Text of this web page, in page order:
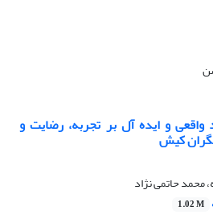
واقعی و ایده آل بر تجربه، رضایت و
کیش
حاتمی نژاد
1.02 M